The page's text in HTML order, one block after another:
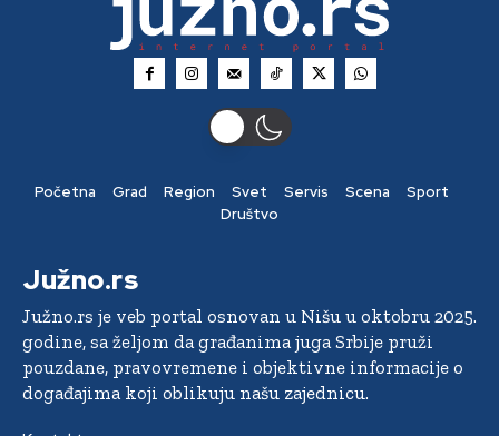
Početna Grad Region Svet Servis Scena
Sport
Društvo
Južno.rs
Južno.rs je veb portal osnovan u Nišu u oktobru 2025.
godine, sa željom da građanima juga Srbije pruži
pouzdane, pravovremene i objektivne informacije o
događajima koji oblikuju našu zajednicu.